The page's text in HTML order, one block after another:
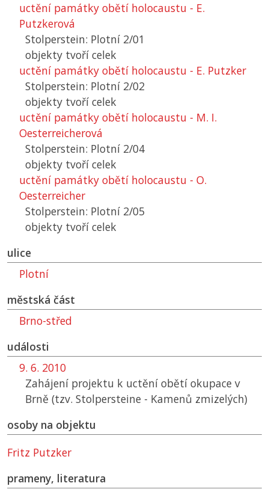
uctění památky obětí holocaustu - E.
Putzkerová
Stolperstein: Plotní 2/01
objekty tvoří celek
uctění památky obětí holocaustu - E. Putzker
Stolperstein: Plotní 2/02
objekty tvoří celek
uctění památky obětí holocaustu - M. I.
Oesterreicherová
Stolperstein: Plotní 2/04
objekty tvoří celek
uctění památky obětí holocaustu - O.
Oesterreicher
Stolperstein: Plotní 2/05
objekty tvoří celek
ulice
Plotní
městská část
Brno-střed
události
9. 6. 2010
Zahájení projektu k uctění obětí okupace v
Brně (tzv. Stolpersteine - Kamenů zmizelých)
osoby na objektu
Fritz Putzker
prameny, literatura